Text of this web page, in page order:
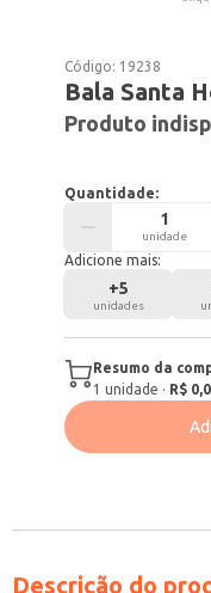
Código: 19238
Bala Santa
Produto
Quantidade:
unidade
Adicione mais:
+5
unidades
Resumo da
1 unidade · R$
Descrição do